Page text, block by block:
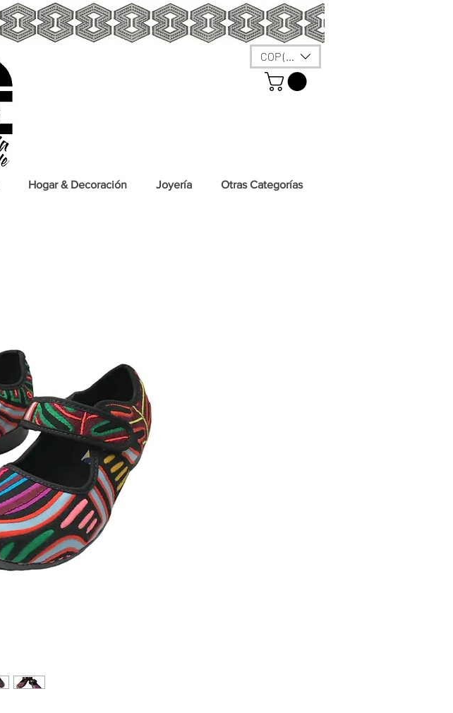
COP ($)
Hogar & Decoración Joyería Otras Categorías